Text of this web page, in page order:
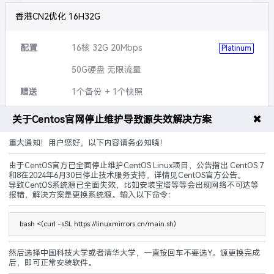
香港CN2优化 16H32G
配置 16核 32G 20Mbps Platinum
50G硬盘 无限流量
赠送 1个备份 + 1个快照
可升级 硬盘,带宽,流量等
说明 5G防御 黑洞3小时
CN2优化 建站优化 原生IP
¥240.00 起/ 月
立即购买
关于Centos官网停止维护导致源失效解决方案 ✖
重大通知！用户您好，以下内容请务必知晓！
由于CentOS官方已全面停止维护CentOS Linux项目，公告指出 CentOS 7
和8在2024年6月30日停止技术服务支持，详情见CentOS官方公告。
导致CentOS系统源已全面失效，比如安装宝塔等等会出现网络不可达等
报错，解决方案是更换系统源。输入以下命令：
bash <(curl -sSL https://linuxmirrors.cn/main.sh)
然后选择中国科技大学或者清华大学，一直按回车不要选Y。源更换完成
后，即可正常安装软件。